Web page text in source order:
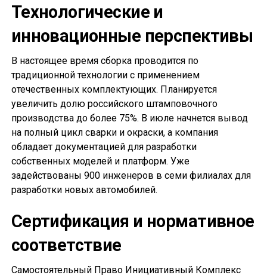
Технологические и
инновационные перспективы
В настоящее время сборка проводится по
традиционной технологии с применением
отечественных комплектующих. Планируется
увеличить долю российского штамповочного
производства до более 75%. В июле начнется вывод
на полный цикл сварки и окраски, а компания
обладает документацией для разработки
собственных моделей и платформ. Уже
задействованы 900 инженеров в семи филиалах для
разработки новых автомобилей.
Сертификация и нормативное
соответствие
Самостоятельный Право Инициативный Комплекс